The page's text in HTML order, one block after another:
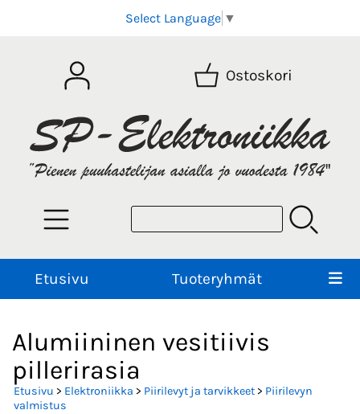
Select Language ▼
Ostoskori
Etusivu Tuoteryhmät
Alumiininen vesitiivis
pillerirasia
Etusivu > Elektroniikka > Piirilevyt ja tarvikkeet> Piirilevyn
valmistus